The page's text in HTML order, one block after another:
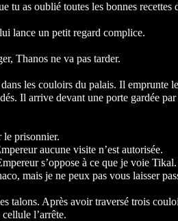
tu as oublié toutes les bonnes recettes
lance un petit regard complice.
Thanos ne va pas tarder.
les couloirs du palais. Il emprunte
Il arrive devant une porte gardée
le prisonnier.
aucune visite n’est autorisée.
s’oppose à ce que je voie Tikal.
mais je ne peux pas vous laisser
talons. Après avoir traversé trois
l’arrête.